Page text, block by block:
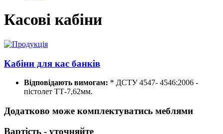
Касові кабіни
Кабіни для кас банків
Відповідають вимогам: * ДСТУ 4547- 4546:2006 -
пістолет ТТ-7,62мм.
Додатково може комплектуватись меблями
Вартість - уточняйте